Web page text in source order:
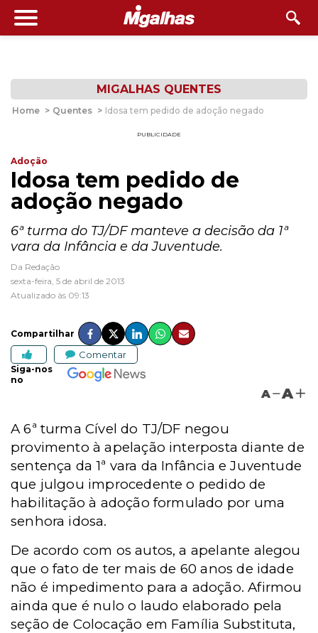
MIGALHAS QUENTES
Home > Quentes > Idosa tem pedido de adoção negado
PUBLICIDADE
Adoção
Idosa tem pedido de
adoção negado
6ª turma do TJ/DF manteve a decisão da 1ª
vara da Infância e da Juventude.
Da Redação
sexta-feira, 5 de abril de 2013
Atualizado às 09:13
Compartilhar
Comentar
Siga-nos
no
A A
A 6ª turma Cível do TJ/DF negou
provimento à apelação interposta diante de
sentença da 1ª vara da Infância e Juventude
que julgou improcedente o pedido de
habilitação à adoção formulado por uma
senhora idosa.
De acordo com os autos, a apelante alegou
que o fato de ter mais de 60 anos de idade
não é impedimento para a adoção. Afirmou
ainda que é nulo o laudo elaborado pela
seção de Colocação em Família Substituta,